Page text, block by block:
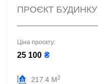
ПРОЄКТ БУДИНКУ
Ціна проєкту:
25 100 ₴
217.4 М2